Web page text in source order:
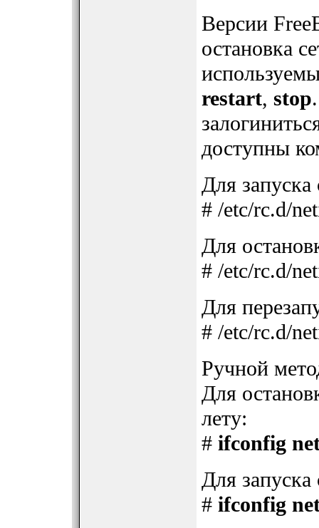
Версии
остановка
restart, stop
доступны
Для
# /etc/rc.d/
Для
# /etc/rc.d/
Для
# /etc/rc.d/
Ручной
Для
лету:
# ifconfig
Для запуска
# ifconfig